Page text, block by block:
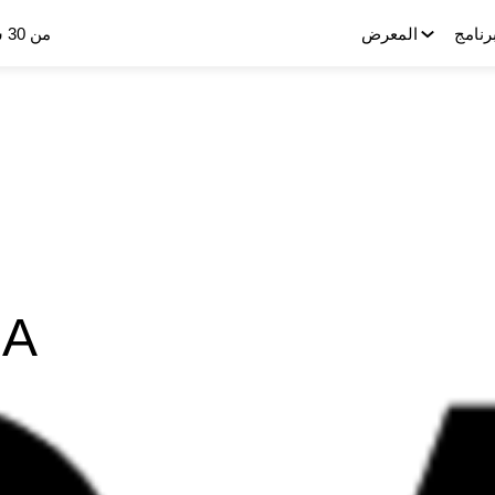
من 30 سبتمبر إلى 2 أكتوبر 2025 المعرض